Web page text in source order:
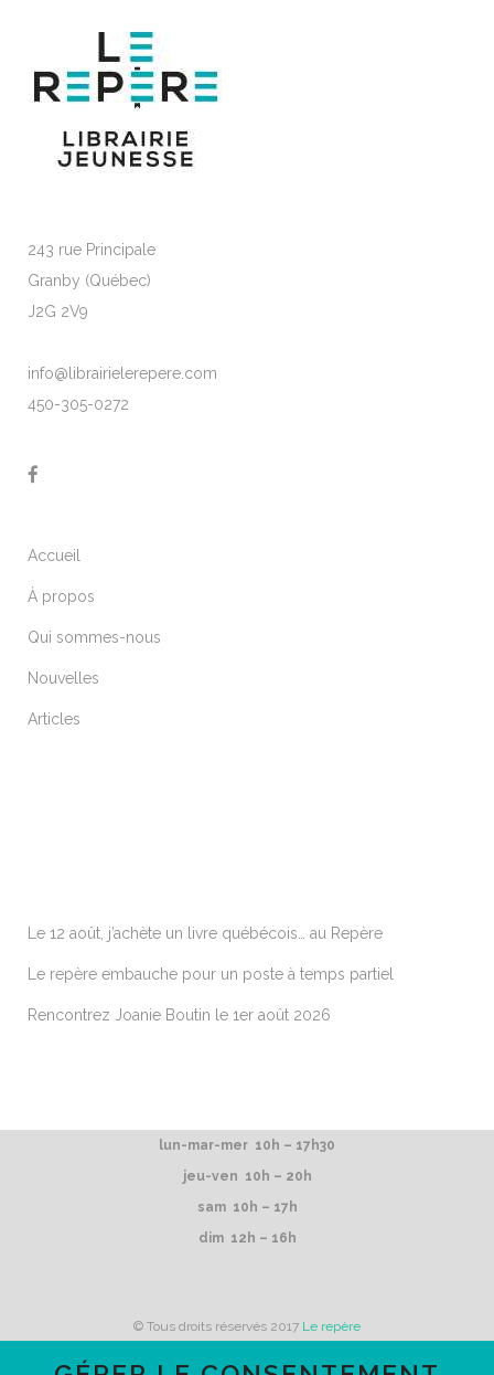
243 rue Principale
Granby (Québec)
J2G 2V9
info@librairielerepere.com
450-305-0272
Accueil
À propos
Qui sommes-nous
Nouvelles
Articles
Le 12 août, j’achète un livre québécois… au Repère
Le repère embauche pour un poste à temps partiel
Rencontrez Joanie Boutin le 1er août 2026
lun-mar-mer 10h – 17h30
jeu-ven 10h – 20h
sam 10h – 17h
dim 12h – 16h
© Tous droits réservés 2017 Le repère